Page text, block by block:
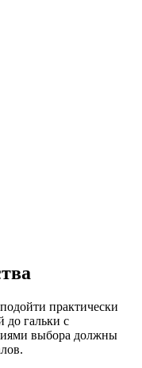
практически
до гальки с
выбора должны